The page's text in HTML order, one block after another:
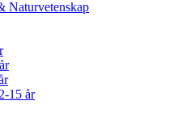
Naturvetenskap
15 år